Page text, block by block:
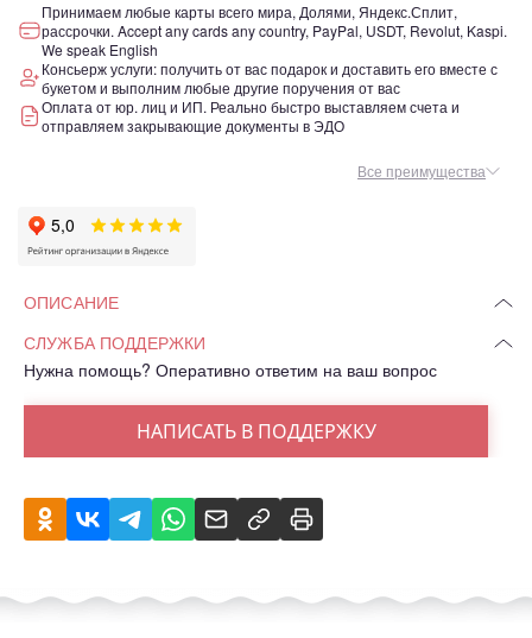
Принимаем любые карты всего мира, Долями, Яндекс.Сплит,
рассрочки. Accept any cards any country, PayPal, USDT, Revolut, Kaspi.
We speak English
Консьерж услуги: получить от вас подарок и доставить его вместе с
букетом и выполним любые другие поручения от вас
Оплата от юр. лиц и ИП. Реально быстро выставляем счета и
отправляем закрывающие документы в ЭДО
Все преимущества
ОПИСАНИЕ
СЛУЖБА ПОДДЕРЖКИ
Нужна помощь? Оперативно ответим на ваш вопрос
НАПИСАТЬ В ПОДДЕРЖКУ